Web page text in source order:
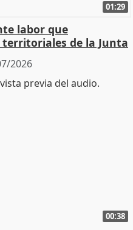
01:29
labor que
de la Junta
2026
00:38